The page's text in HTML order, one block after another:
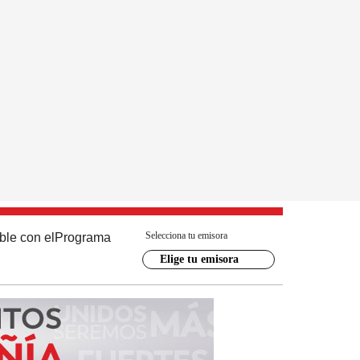
con el Programa Selecciona tu emisora
Elige tu emisora